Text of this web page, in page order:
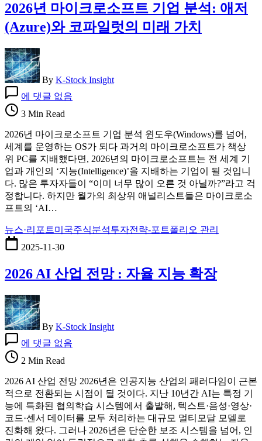
프
라
가
드
는
글
로
벌
경
쟁
구
도
2026년 마이크로소프트 기업 분석: 애저
(Azure)와 코파일럿의 미래 가치
By K-Stock Insight
년
마
크
로
소
프
트
기
업
석:
애
(Azure)
와
코
파
일
럿
의
미
가
치
에 댓글 없음
3 Min Read
2026년 마이크로소프트 기업 분석 윈도우(Windows)를 넘어,
세계를 운영하는 OS가 되다 과거의 마이크로소프트가 책상
위 PC를 지배했다면, 2026년의 마이크로소프트는 전 세계 기
업과 개인의 ‘지능(Intelligence)’을 지배하는 기업이 될 것입니
다. 많은 투자자들이 “이미 너무 많이 오른 것 아닐까?”라고 걱
정합니다. 하지만 월가의 최상위 애널리스트들은 마이크로소
프트의 ‘AI…
뉴스·리포트미국주식분석투자전략-포트폴리오 관리
2025-11-30
2026 AI 산업 전망 : 자율 지능 확장
By K-Stock Insight
AI
산
전
망
자
율
에 댓글 없음
2 Min Read
2026 AI 산업 전망 2026년은 인공지능 산업의 패러다임이 근본
적으로 전환되는 시점이 될 것이다. 지난 10년간 AI는 특정 기
능에 특화된 협의학습 시스템에서 출발해, 텍스트·음성·영상·
코드·센서 데이터를 모두 처리하는 대규모 멀티모달 모델로
진화해 왔다. 그러나 2026년은 단순한 보조 시스템을 넘어, 인